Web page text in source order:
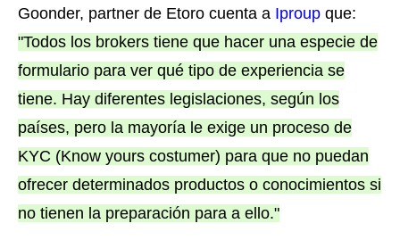
Goonder, partner de Etoro cuenta a Iproup que:
"Todos los brokers tiene que hacer una especie de
formulario para ver qué tipo de experiencia se
tiene. Hay diferentes legislaciones, según los
países, pero la mayoría le exige un proceso de
KYC (Know yours costumer) para que no puedan
ofrecer determinados productos o conocimientos si
no tienen la preparación para a ello."